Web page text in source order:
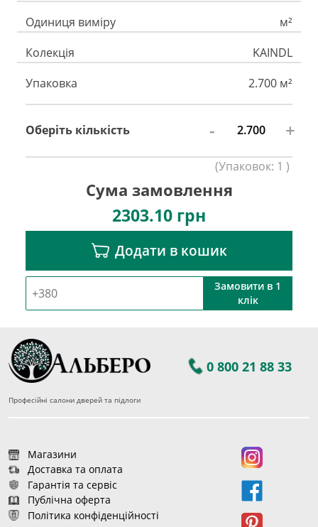
Одиниця виміру
м²
Колекція
KAINDL
Упаковка
2.700 м²
Оберіть кількість - +
(Упаковок: 1 )
Сума замовлення
2303.10 грн
Додати в кошик
Замовити в 1
клік
0 800 21 88 33
Професійні салони дверей та підлоги
Магазини
Доставка та оплата
Гарантія та сервіс
Публічна оферта
Політика конфіденційності